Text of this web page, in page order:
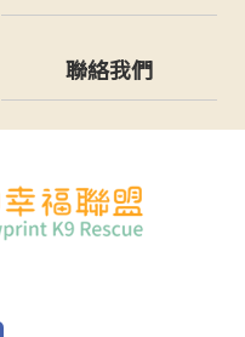
聯絡我們